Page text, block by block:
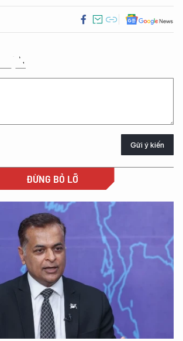
Gửi ý kiến
ĐỪNG BỎ LỠ